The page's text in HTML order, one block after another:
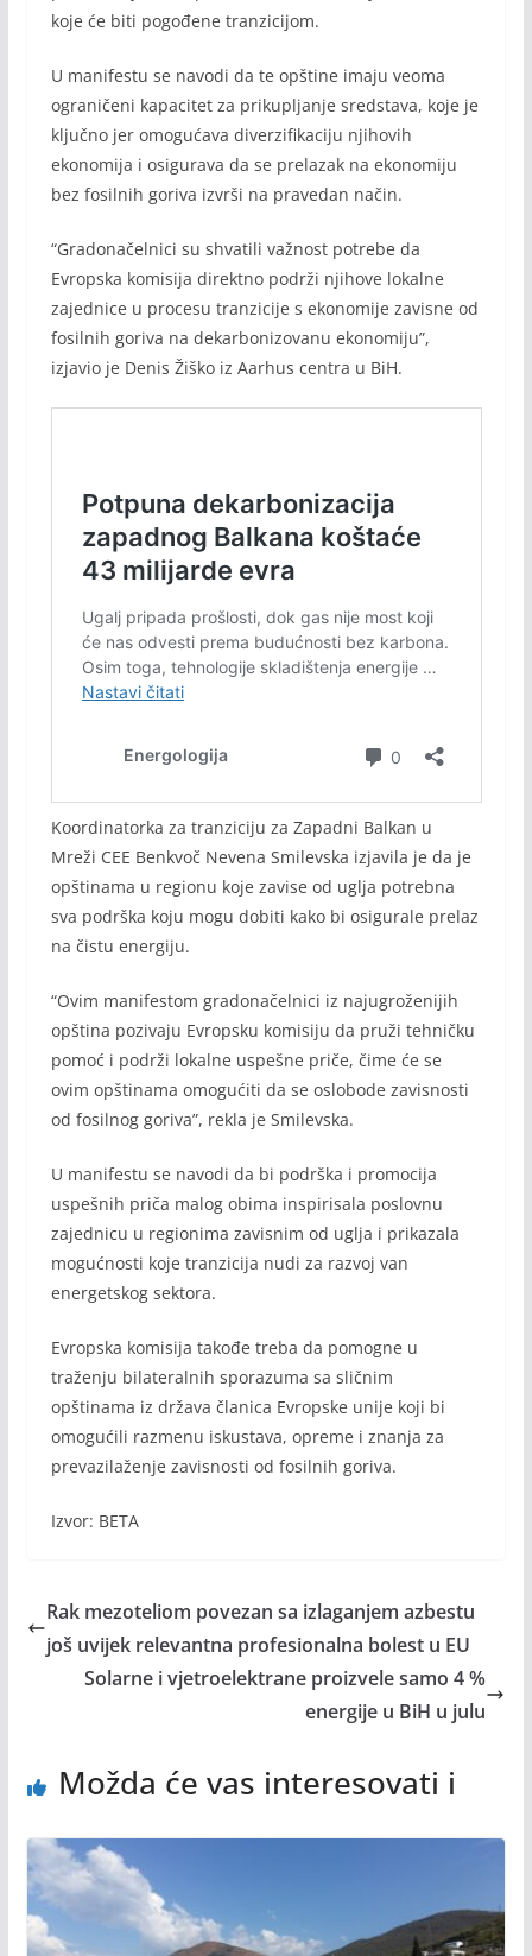
koje će biti pogođene tranzicijom.
U manifestu se navodi da te opštine imaju veoma
ograničeni kapacitet za prikupljanje sredstava, koje je
ključno jer omogućava diverzifikaciju njihovih
ekonomija i osigurava da se prelazak na ekonomiju
bez fosilnih goriva izvrši na pravedan način.
“Gradonačelnici su shvatili važnost potrebe da
Evropska komisija direktno podrži njihove lokalne
zajednice u procesu tranzicije s ekonomije zavisne od
fosilnih goriva na dekarbonizovanu ekonomiju”,
izjavio je Denis Žiško iz Aarhus centra u BiH.
Koordinatorka za tranziciju za Zapadni Balkan u
Mreži CEE Benkvoč Nevena Smilevska izjavila je da je
opštinama u regionu koje zavise od uglja potrebna
sva podrška koju mogu dobiti kako bi osigurale prelaz
na čistu energiju.
“Ovim manifestom gradonačelnici iz najugroženijih
opština pozivaju Evropsku komisiju da pruži tehničku
pomoć i podrži lokalne uspešne priče, čime će se
ovim opštinama omogućiti da se oslobode zavisnosti
od fosilnog goriva”, rekla je Smilevska.
U manifestu se navodi da bi podrška i promocija
uspešnih priča malog obima inspirisala poslovnu
zajednicu u regionima zavisnim od uglja i prikazala
mogućnosti koje tranzicija nudi za razvoj van
energetskog sektora.
Evropska komisija takođe treba da pomogne u
traženju bilateralnih sporazuma sa sličnim
opštinama iz država članica Evropske unije koji bi
omogućili razmenu iskustava, opreme i znanja za
prevazilaženje zavisnosti od fosilnih goriva.
Izvor: BETA
Rak mezoteliom povezan sa izlaganjem azbestu
još uvijek relevantna profesionalna bolest u EU
Solarne i vjetroelektrane proizvele samo 4 %
energije u BiH u julu
Možda će vas interesovati i